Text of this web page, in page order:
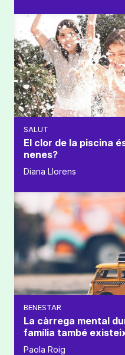
SALUT
El clor de la piscina
nenes?
Diana Llorens
BENESTAR
La càrrega mental
família també
Paola Roig